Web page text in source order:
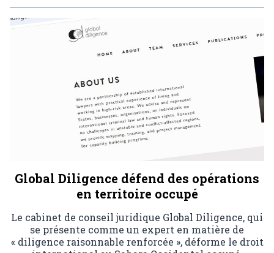
Global Diligence défend des opérations
en territoire occupé
Le cabinet de conseil juridique Global Diligence, qui
se présente comme un expert en matière de
« diligence raisonnable renforcée », déforme le droit